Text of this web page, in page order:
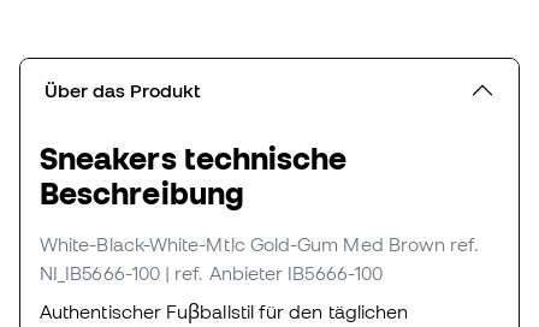
Über das Produkt
Sneakers technische
Beschreibung
White-Black-White-Mtlc Gold-Gum Med Brown ref.
NI_IB5666-100 | ref. Anbieter IB5666-100
Authentischer Fuβballstil für den täglichen